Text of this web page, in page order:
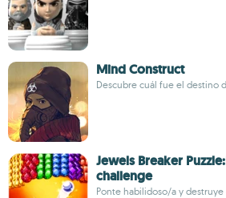
Mind Construct
Descubre cuál fue el destino
Jewels Breaker
challenge
Ponte habilidoso/a y